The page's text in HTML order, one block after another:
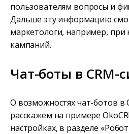
пользователям вопросы и
Дальше эту информацию
маркетологи, например, при
кампаний.
Чат-боты в CRM-
О возможностях чат-ботов в
расскажем на примере
настройках, в разделе